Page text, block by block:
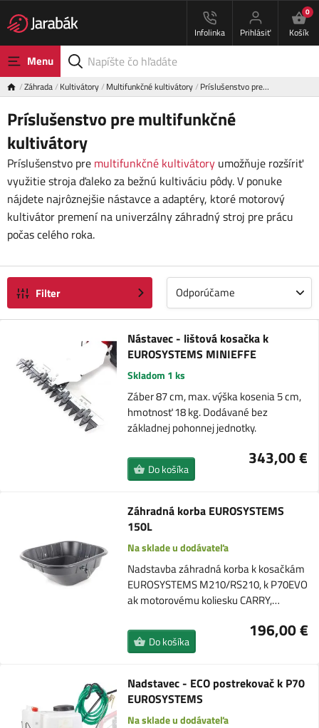
Infolinka Prihlásiť
0
Košík
Menu
Záhrada Kultivátory Multifunkčné kultivátory Príslušenstvo pre…
Príslušenstvo pre multifunkčné
kultivátory
Príslušenstvo pre multifunkčné kultivátory umožňuje rozšíriť
využitie stroja ďaleko za bežnú kultiváciu pôdy. V ponuke
nájdete najrôznejšie nástavce a adaptéry, ktoré motorový
kultivátor premení na univerzálny záhradný stroj pre prácu
počas celého roka.
Filter Odporúčame
Nástavec - lištová kosačka k
EUROSYSTEMS MINIEFFE
Skladom 1 ks
Záber 87 cm, max. výška kosenia 5 cm,
hmotnosť 18 kg. Dodávané bez
základnej pohonnej jednotky.
343,00 €
Do košíka
Záhradná korba EUROSYSTEMS
150L
Na sklade u dodávateľa
Nadstavba záhradná korba k kosačkám
EUROSYSTEMS M210/RS210, k P70EVO
ak motorovému koliesku CARRY,…
196,00 €
Do košíka
Nadstavec - ECO postrekovač k P70
EUROSYSTEMS
Na sklade u dodávateľa